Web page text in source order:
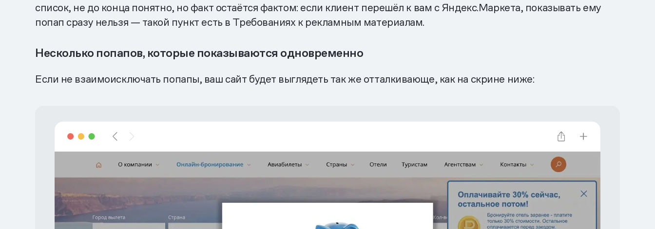
список, не до конца понятно, но факт остаётся фактом: если клиент перешёл к вам с Яндекс.Маркета, показывать ему
попап сразу нельзя — такой пункт есть в Требованиях к рекламным материалам.
Несколько попапов, которые показываются одновременно
Если не взаимоисключать попапы, ваш сайт будет выглядеть так же отталкивающе, как на скрине ниже: